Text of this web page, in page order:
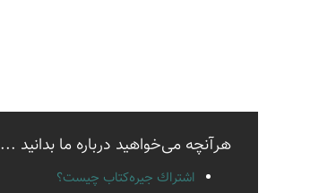
هرآنچه می‌خواهید درباره ما بدانید ...
اشتراك جيره‌كتاب چيست؟